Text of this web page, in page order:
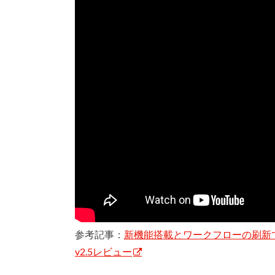
参考記事： 新機能搭載とワークフローの刷
v2.5レビュー